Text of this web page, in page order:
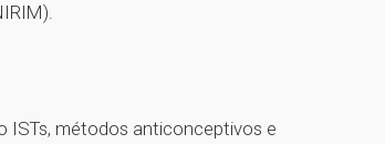
ISTs, métodos anticonceptivos e